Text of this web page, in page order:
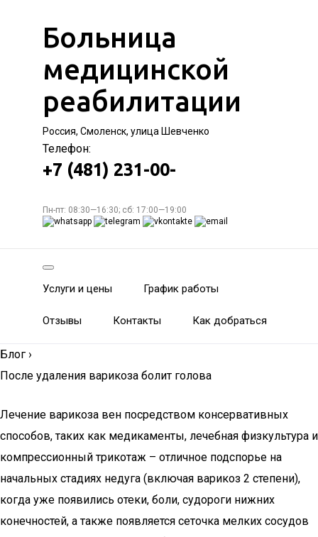
Больница
медицинской
реабилитации
Россия, Смоленск, улица Шевченко
Телефон:
+7 (481) 231-00-
Пн-пт: 08:30—16:30; сб: 17:00—19:00
Услуги и цены График работы
Отзывы Контакты Как добраться
Блог ›
После удаления варикоза болит голова
Лечение варикоза вен посредством консервативных
способов, таких как медикаменты, лечебная физкультура и
компрессионный трикотаж – отличное подспорье на
начальных стадиях недуга (включая варикоз 2 степени),
когда уже появились отеки, боли, судороги нижних
конечностей, а также появляется сеточка мелких сосудов